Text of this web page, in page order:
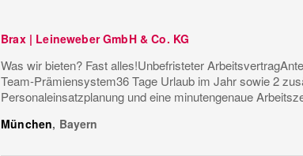
Brax | Leineweber GmbH & Co. KG
Was wir bieten? Fast alles!Unbefristeter
Team-Prämiensystem36 Tage Urlaub im Jahr sowie 2
Personaleinsatzplanung und eine minutengenaue
München, Bayern